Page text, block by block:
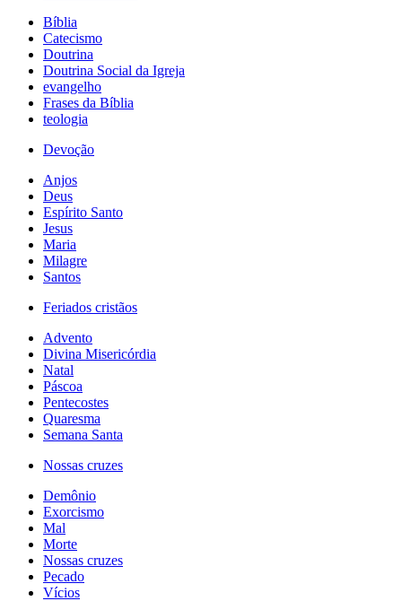
Bíblia
Catecismo
Doutrina
Doutrina Social da Igreja
evangelho
Frases da Bíblia
teologia
Devoção
Anjos
Deus
Espírito Santo
Jesus
Maria
Milagre
Santos
Feriados cristãos
Advento
Divina Misericórdia
Natal
Páscoa
Pentecostes
Quaresma
Semana Santa
Nossas cruzes
Demônio
Exorcismo
Mal
Morte
Nossas cruzes
Pecado
Vícios